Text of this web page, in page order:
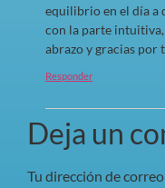
equilibrio en el día a
con la parte
abrazo y gracias por
Responder
Deja un
Tu dirección de